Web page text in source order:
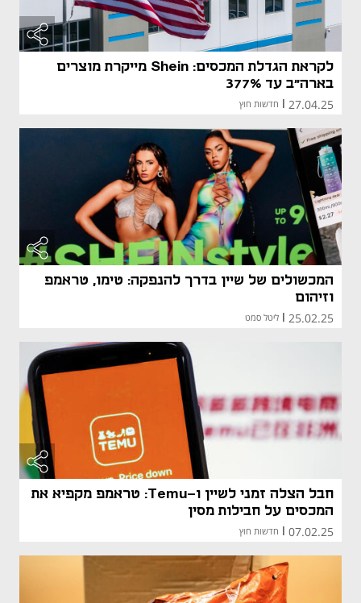
לקראת הגדלת המכסים: Shein מייקרת מוצרים
בארה"ב עד 377%
27.04.25 חדשות חוץ
המכשולים של שיין בדרך להנפקה: טימו, טראמפ
וזיהום
25.02.25 ליטל סמט
חבל הצלה זמני לשיין ו-Temu: טראמפ מקפיא את
המכסים על חבילות מסין
07.02.25 חדשות חוץ